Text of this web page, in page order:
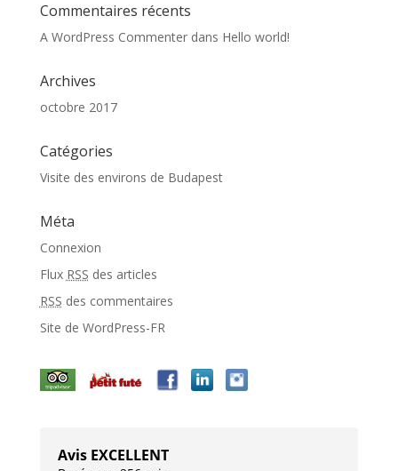
Commentaires récents
A WordPress Commenterdans Hello world!
Archives
octobre 2017
Catégories
Visite des environs de Budapest
Méta
Connexion
Flux RSS des articles
RSS des commentaires
Site de WordPress-FR
Avis EXCELLENT